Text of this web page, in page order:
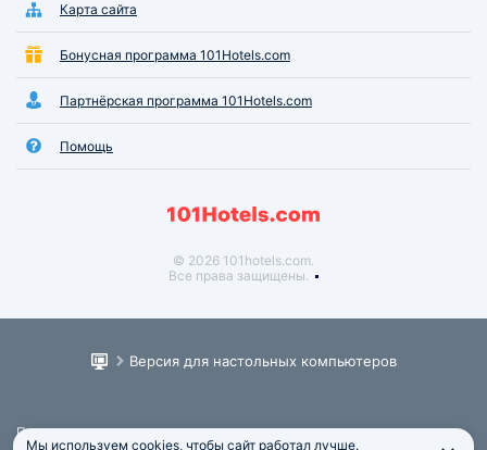
Карта сайта
Бонусная программа 101Hotels.com
Партнёрская программа 101Hotels.com
Помощь
© 2026 101hotels.com.
Все права защищены.
Версия для настольных компьютеров
Пользовательское соглашение
Мы используем cookies, чтобы сайт работал лучше.